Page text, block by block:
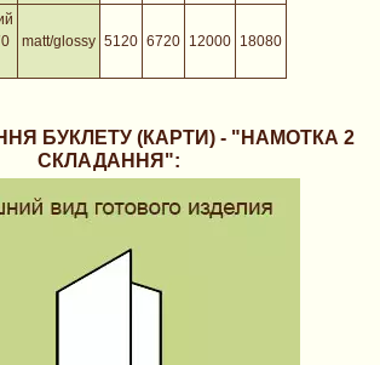
matt/glossy 5120 6720 12000 18080
БУКЛЕТУ (КАРТИ) - "НАМОТКА 2
СКЛАДАННЯ":